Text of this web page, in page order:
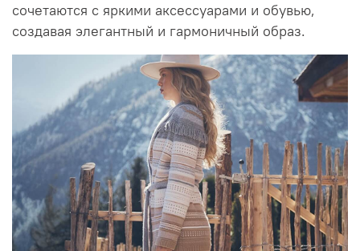
сочетаются с яркими аксессуарами и обувью,
создавая элегантный и гармоничный образ.